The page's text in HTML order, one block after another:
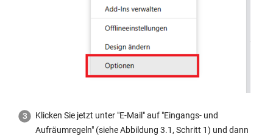
Klicken Sie jetzt unter "E-Mail" auf "Eingangs- und
Aufräumregeln" (siehe Abbildung 3.1, Schritt 1) und dann